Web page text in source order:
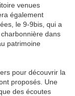
venues
également
le 9-9bis, qui a
dans
patrimoine
pour découvrir la
proposés. Une
des écoutes